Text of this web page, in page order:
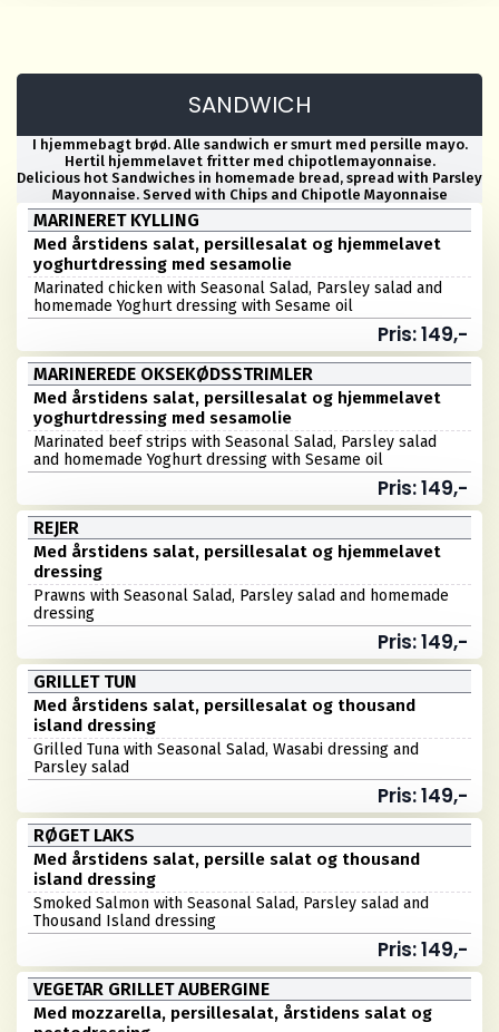
SANDWICH
I hjemmebagt brød. Alle sandwich er smurt med persille mayo.
Hertil hjemmelavet fritter med chipotlemayonnaise.
Delicious hot Sandwiches in homemade bread, spread with Parsley
Mayonnaise. Served with Chips and Chipotle Mayonnaise
MARINERET KYLLING
Med årstidens salat, persillesalat og hjemmelavet
yoghurtdressing med sesamolie
Marinated chicken with Seasonal Salad, Parsley salad and
homemade Yoghurt dressing with Sesame oil
Pris: 149,-
MARINEREDE OKSEKØDSSTRIMLER
Med årstidens salat, persillesalat og hjemmelavet
yoghurtdressing med sesamolie
Marinated beef strips with Seasonal Salad, Parsley salad
and homemade Yoghurt dressing with Sesame oil
Pris: 149,-
REJER
Med årstidens salat, persillesalat og hjemmelavet
dressing
Prawns with Seasonal Salad, Parsley salad and homemade
dressing
Pris: 149,-
GRILLET TUN
Med årstidens salat, persillesalat og thousand
island dressing
Grilled Tuna with Seasonal Salad, Wasabi dressing and
Parsley salad
Pris: 149,-
RØGET LAKS
Med årstidens salat, persille salat og thousand
island dressing
Smoked Salmon with Seasonal Salad, Parsley salad and
Thousand Island dressing
Pris: 149,-
VEGETAR GRILLET AUBERGINE
Med mozzarella, persillesalat, årstidens salat og